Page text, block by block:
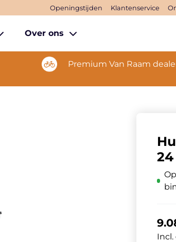
Openingstijden Klantenservice
Over ons
Premium Van Raam
24
Incl.